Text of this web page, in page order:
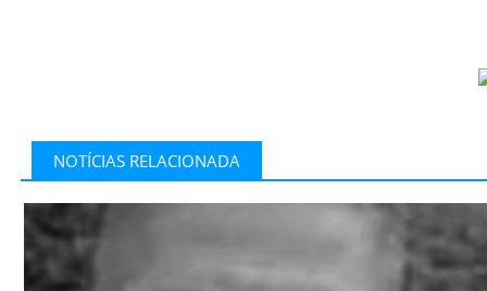
NOTÍCIAS RELACIONADA